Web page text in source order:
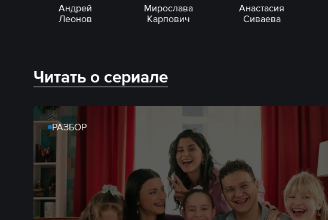
Андрей
Леонов
Мирослава
Карпович
Анастасия
Сиваева
Читать о сериале
РАЗБОР